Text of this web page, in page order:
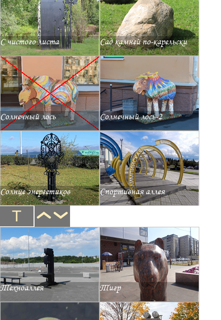
С чистого листа Сад камней по-карельски
Солнечный лось Солнечный лось-2
Солнце энергетиков Спортивная аллея
Т
Техноаллея Тигр